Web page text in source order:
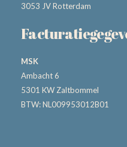
3053 JV Rotterdam
MSK
Ambacht 6
5301 KW Zaltbommel
BTW: NL009953012B01